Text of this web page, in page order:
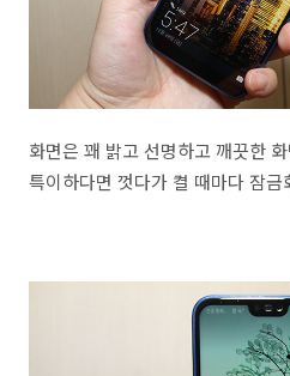
화면은 꽤 밝고 선명하고 깨끗한
특이하다면 껏다가 켤 때마다 잠